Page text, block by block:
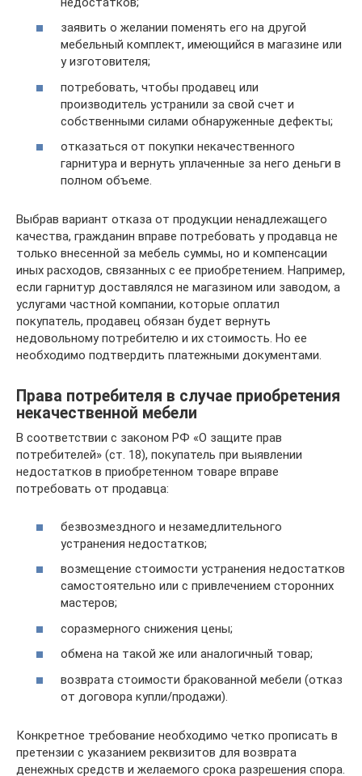
заявить о желании поменять его на другой
мебельный комплект, имеющийся в магазине или
у изготовителя;
потребовать, чтобы продавец или
производитель устранили за свой счет и
собственными силами обнаруженные дефекты;
отказаться от покупки некачественного
гарнитура и вернуть уплаченные за него деньги в
полном объеме.
Выбрав вариант отказа от продукции ненадлежащего
качества, гражданин вправе потребовать у продавца не
только внесенной за мебель суммы, но и компенсации
иных расходов, связанных с ее приобретением. Например,
если гарнитур доставлялся не магазином или заводом, а
услугами частной компании, которые оплатил
покупатель, продавец обязан будет вернуть
недовольному потребителю и их стоимость. Но ее
необходимо подтвердить платежными документами.
Права потребителя в случае приобретения
некачественной мебели
В соответствии с законом РФ «О защите прав
потребителей» (ст. 18), покупатель при выявлении
недостатков в приобретенном товаре вправе
потребовать от продавца:
безвозмездного и незамедлительного
устранения недостатков;
возмещение стоимости устранения недостатков
самостоятельно или с привлечением сторонних
мастеров;
соразмерного снижения цены;
обмена на такой же или аналогичный товар;
возврата стоимости бракованной мебели (отказ
от договора купли/продажи).
Конкретное требование необходимо четко прописать в
претензии с указанием реквизитов для возврата
денежных средств и желаемого срока разрешения спора.